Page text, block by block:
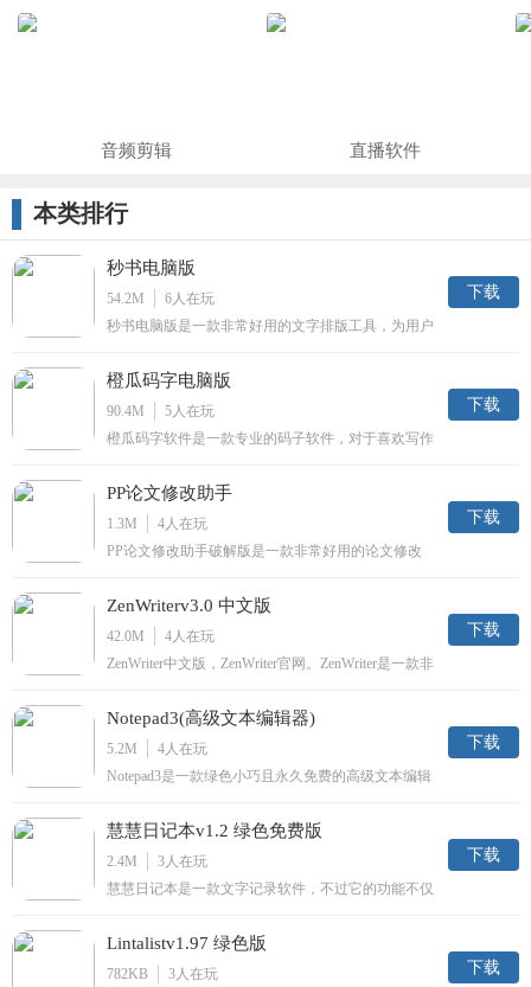
音频剪辑 直播软件
本类排行
秒书电脑版
54.2M 6 人在玩
秒书电脑版是一款非常好用的文字排版工具，为用户
来下载使用。
下载
橙瓜码字电脑版
90.4M 5 人在玩
橙瓜码字软件是一款专业的码子软件，对于喜欢写作
说的朋友随机取名，功能非常强大，感兴趣的朋友快
来下载试试吧。
下载
PP论文修改助手
1.3M 4 人在玩
PP论文修改助手破解版是一款非常好用的论文修改
有需要的用户直接下载吧！
下载
ZenWriterv3.0 中文版
42.0M 4 人在玩
ZenWriter中文版，ZenWriter官网。ZenWriter是一款非
音，也可帮助您组织笔记，喜欢的朋友赶紧下载吧。
下载
Notepad3(高级文本编辑器)
5.2M 4 人在玩
Notepad3是一款绿色小巧且永久免费的高级文本编辑
试吧！
下载
慧慧日记本v1.2 绿色免费版
2.4M 3 人在玩
慧慧日记本是一款文字记录软件，不过它的功能不仅
要的用户可以直接进行下载。
下载
Lintalistv1.97 绿色版
782KB 3 人在玩 下载